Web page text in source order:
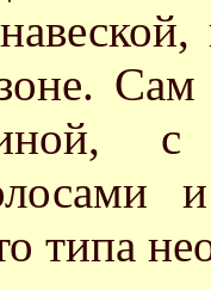
зоне.
с
типа